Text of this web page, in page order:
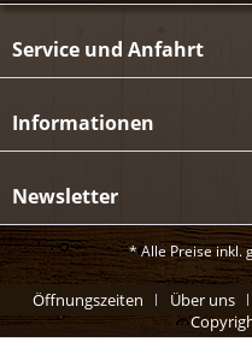
Service und Anfahrt
Informationen
Newsletter
* Alle Preise inkl.
Öffnungszeiten Über uns